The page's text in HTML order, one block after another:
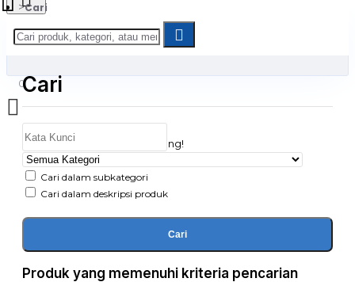
0
Daftar belanja Anda kosong!
Cari
Cari
Cari dalam subkategori
Cari dalam deskripsi produk
Cari
Produk yang memenuhi kriteria pencarian